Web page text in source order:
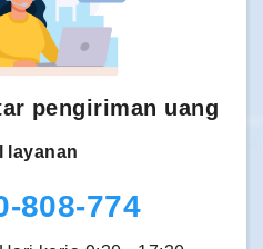
pengiriman uang
layanan
808-774